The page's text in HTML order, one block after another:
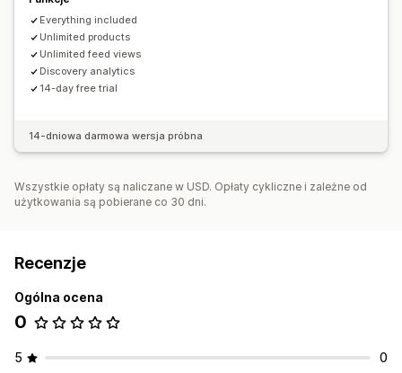
Everything included
Unlimited products
Unlimited feed views
Discovery analytics
14-day free trial
14-dniowa darmowa wersja próbna
Wszystkie opłaty są naliczane w USD. Opłaty cykliczne i zależne od
użytkowania są pobierane co 30 dni.
Recenzje
Ogólna ocena
0
5 0